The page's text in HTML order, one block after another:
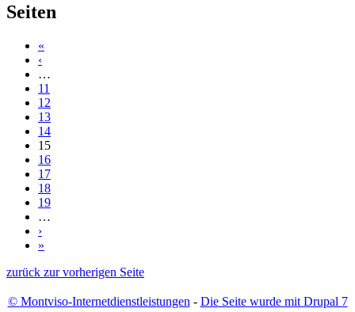
Seiten
«
‹
…
11
12
13
14
15
16
17
18
19
…
›
»
zurück zur vorherigen Seite
© Montviso-Internetdienstleistungen - Die Seite wurde mit Drupal 7